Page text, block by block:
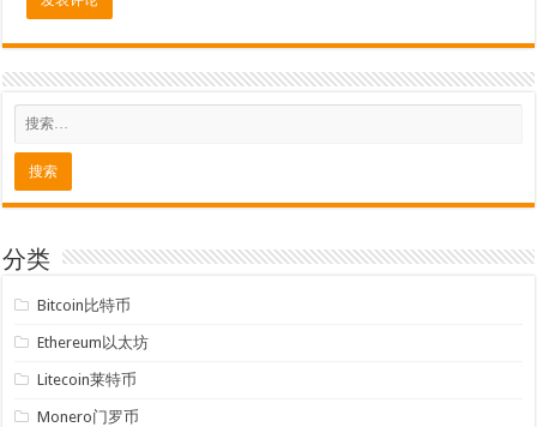
分类
Bitcoin比特币
Ethereum以太坊
Litecoin莱特币
Monero门罗币